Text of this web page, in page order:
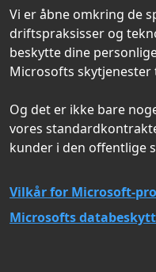
Vi er åbne omkring de
driftspraksisser og
beskytte dine
Microsofts skytjenester
Og det er ikke bare
vores
kunder i den offentlige
Vilkår for Microsoft-
Microsofts